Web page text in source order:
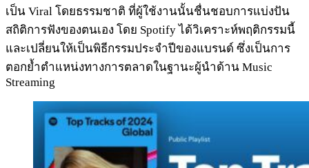
เป็น Viral โดยธรรมชาติ ที่ผู้ใช้งานนั้นชื่นชอบการแบ่งปัน
สถิติการฟังของตนเอง โดย Spotify ได้วิเคราะห์พฤติกรรมนี้
และเปลี่ยนให้เป็นพิธีกรรมประจำปีของแบรนด์ ซึ่งเป็นการ
ตอกย้ำตำแหน่งทางการตลาดในฐานะผู้นำด้าน Music
Streaming